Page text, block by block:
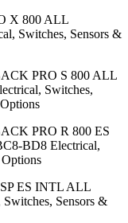
X 800 ALL
Switches, Sensors &
PRO S 800 ALL
Switches,
PRO R 800 ES
BD8 Electrical,
ES INTL ALL
Sensors &